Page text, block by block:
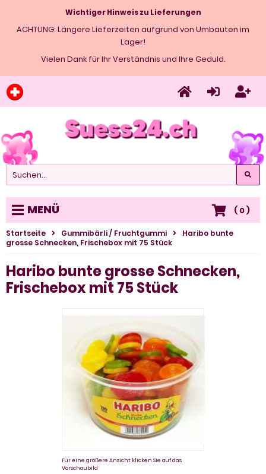
Wichtiger Hinweis zu Lieferungen
ACHTUNG: Längere Lieferzeiten aufgrund von Umbauten im
Lager!
Vielen Dank für Ihr Verständnis und Ihre Geduld.
MENÜ ( 0)
Startseite Gummibärli / Fruchtgummi
Haribo bunte
grosse Schnecken, Frischebox mit 75 Stück
Haribo bunte grosse Schnecken,
Frischebox mit 75 Stück
Für eine größere Ansicht klicken Sie auf das
Vorschaubild